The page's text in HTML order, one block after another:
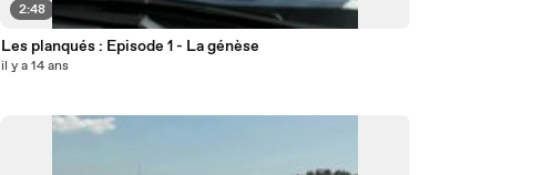
2:48
Les planqués : Episode 1 - La génèse
il y a 14 ans